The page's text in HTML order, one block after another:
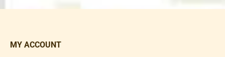
MY ACCOUNT